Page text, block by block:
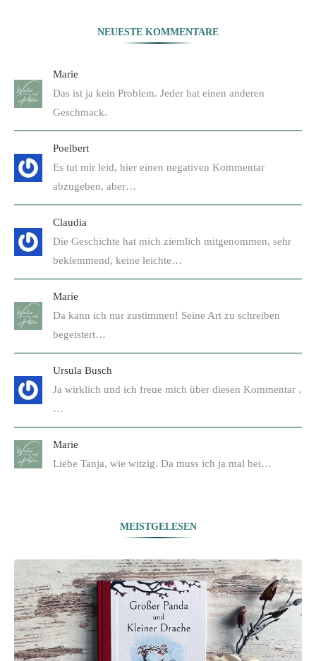
NEUESTE KOMMENTARE
Marie
Das ist ja kein Problem. Jeder hat einen anderen
Geschmack.
Poelbert
Es tut mir leid, hier einen negativen Kommentar
abzugeben, aber…
Claudia
Die Geschichte hat mich ziemlich mitgenommen, sehr
beklemmend, keine leichte…
Marie
Da kann ich nur zustimmen! Seine Art zu schreiben
begeistert…
Ursula Busch
Ja wirklich und ich freue mich über diesen Kommentar .
…
Marie
Liebe Tanja, wie witzig. Da muss ich ja mal bei…
MEISTGELESEN